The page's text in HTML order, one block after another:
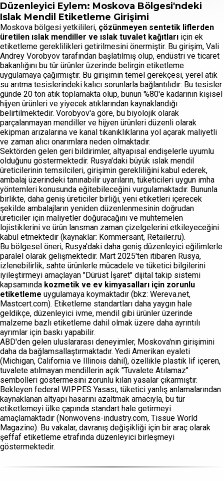
Düzenleyici Eylem: Moskova Bölgesi'ndeki
Islak Mendil Etiketleme Girişimi
Moskova bölgesi yetkilileri, çözünmeyen sentetik liflerden
üretilen ıslak mendiller ve ıslak tuvalet kağıtları için ek
etiketleme gereklilikleri getirilmesini önermiştir. Bu girişim, Vali
Andrey Vorobyov tarafından başlatılmış olup, endüstri ve ticaret
bakanlığını bu tür ürünler üzerinde belirgin etiketleme
uygulamaya çağırmıştır. Bu girişimin temel gerekçesi, yerel atık
su arıtma tesislerindeki kalıcı sorunlarla bağlantılıdır: Bu tesisler
günde 20 ton atık toplamakta olup, bunun %80'e kadarının kişisel
hijyen ürünleri ve yiyecek atıklarından kaynaklandığı
belirtilmektedir. Vorobyov'a göre, bu biyolojik olarak
parçalanmayan mendiller ve hijyen ürünleri düzenli olarak
ekipman arızalarına ve kanal tıkanıklıklarına yol açarak maliyetli
ve zaman alıcı onarımlara neden olmaktadır.
Sektörden gelen geri bildirimler, altyapısal endişelerle uyumlu
olduğunu göstermektedir. Rusya'daki büyük ıslak mendil
üreticilerinin temsilcileri, girişimin gerekliliğini kabul ederek,
ambalaj üzerindeki tanınabilir uyarıların, tüketicileri uygun imha
yöntemleri konusunda eğitebileceğini vurgulamaktadır. Bununla
birlikte, daha geniş üreticiler birliği, yeni etiketleri içerecek
şekilde ambalajların yeniden düzenlenmesinin doğrudan
üreticiler için maliyetler doğuracağını ve muhtemelen
lojistiklerini ve ürün lansman zaman çizelgelerini etkileyeceğini
kabul etmektedir (kaynaklar: Kommersant, Retailer.ru).
Bu bölgesel öneri, Rusya'daki daha geniş düzenleyici eğilimlerle
paralel olarak gelişmektedir. Mart 2025'ten itibaren Rusya,
izlenebilirlik, sahte ürünlerle mücadele ve tüketici bilgilerini
iyileştirmeyi amaçlayan "Dürüst İşaret" dijital takip sistemi
kapsamında kozmetik ve ev kimyasalları için zorunlu
etiketleme uygulamaya koymaktadır (bkz: Wereva.net,
Mastcert.com). Etiketleme standartları daha yaygın hale
geldikçe, düzenleyici ivme, mendil gibi ürünler üzerinde
malzeme bazlı etiketleme dahil olmak üzere daha ayrıntılı
ayrımlar için baskı yapabilir.
ABD'den gelen uluslararası deneyimler, Moskova'nın girişimini
daha da bağlamsallaştırmaktadır. Yedi Amerikan eyaleti
(Michigan, California ve Illinois dahil), özellikle plastik lif içeren,
tuvalete atılmayan mendillerin açık "Tuvalete Atılamaz"
sembolleri göstermesini zorunlu kılan yasalar çıkarmıştır.
Bekleyen federal WIPPES Yasası, tüketici yanlış anlamalarından
kaynaklanan altyapı hasarını azaltmak amacıyla, bu tür
etiketlemeyi ülke çapında standart hale getirmeyi
amaçlamaktadır (Nonwovens-industry.com, Tissue World
Magazine). Bu vakalar, davranış değişikliği için bir araç olarak
şeffaf etiketleme etrafında düzenleyici birleşmeyi
göstermektedir.